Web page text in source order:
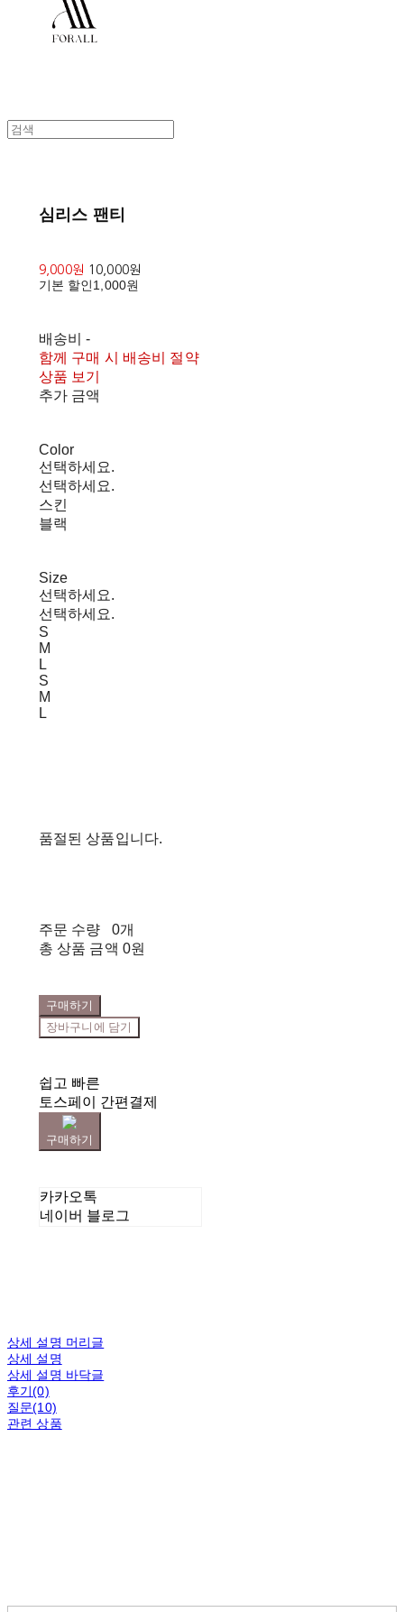
심리스 팬티
9,000원 10,000원
기본 할인1,000원
배송비-
함께 구매 시 배송비 절약
상품 보기
추가 금액
Color
선택하세요.
선택하세요.
스킨
블랙
Size
선택하세요.
선택하세요.
S
M
L
S
M
L
품절된 상품입니다.
주문 수량
0개
총 상품 금액 0원
구매하기
장바구니에 담기
쉽고 빠른
토스페이 간편결제
구매하기
카카오톡
네이버 블로그
상세 설명 머리글
상세 설명
상세 설명 바닥글
후기(0)
질문(10)
관련 상품